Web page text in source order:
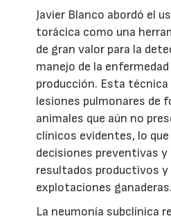
Javier Blanco abordó el
torácica como una
de gran valor para la
manejo de la
producción. Esta
lesiones pulmonares de
animales que aún no
clínicos evidentes, lo
decisiones preventivas y
resultados productivos y
explotaciones ganaderas.
La neumonía subclínica